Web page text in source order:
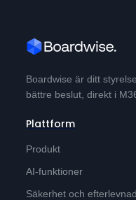
Boardwise är ditt
bättre beslut, direkt i
Plattform
Produkt
AI-funktioner
Säkerhet och efterlevnad